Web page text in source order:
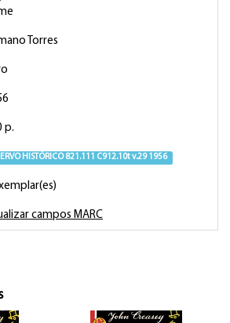
Torres
p.
HISTÓRICO 821.111 C912.10t v.29 1956
campos MARC